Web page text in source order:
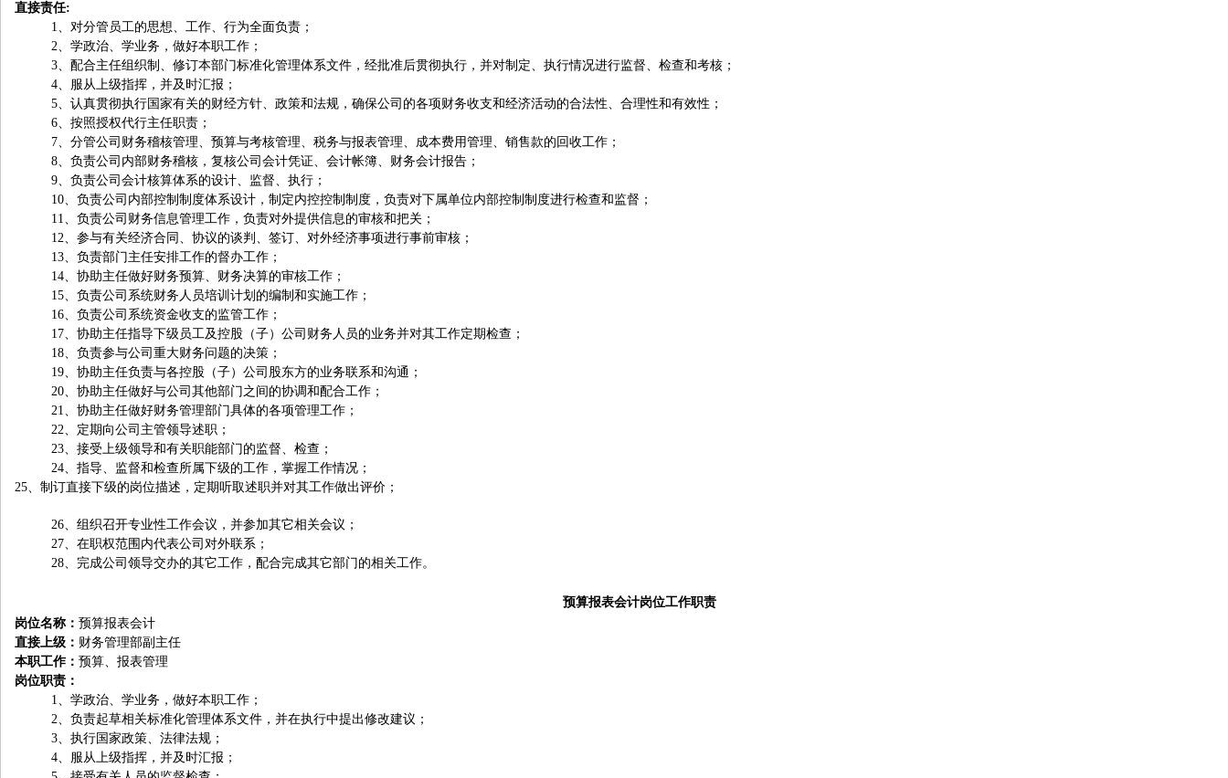
直接责任:
1、对分管员工的思想、工作、行为全面负责；
2、学政治、学业务，做好本职工作；
3、配合主任组织制、修订本部门标准化管理体系文件，经批准后贯彻执行，并对制定、执行情况进行监督、检查和考核；
4、服从上级指挥，并及时汇报；
5、认真贯彻执行国家有关的财经方针、政策和法规，确保公司的各项财务收支和经济活动的合法性、合理性和有效性；
6、按照授权代行主任职责；
7、分管公司财务稽核管理、预算与考核管理、税务与报表管理、成本费用管理、销售款的回收工作；
8、负责公司内部财务稽核，复核公司会计凭证、会计帐簿、财务会计报告；
9、负责公司会计核算体系的设计、监督、执行；
10、负责公司内部控制制度体系设计，制定内控控制制度，负责对下属单位内部控制制度进行检查和监督；
11、负责公司财务信息管理工作，负责对外提供信息的审核和把关；
12、参与有关经济合同、协议的谈判、签订、对外经济事项进行事前审核；
13、负责部门主任安排工作的督办工作；
14、协助主任做好财务预算、财务决算的审核工作；
15、负责公司系统财务人员培训计划的编制和实施工作；
16、负责公司系统资金收支的监管工作；
17、协助主任指导下级员工及控股（子）公司财务人员的业务并对其工作定期检查；
18、负责参与公司重大财务问题的决策；
19、协助主任负责与各控股（子）公司股东方的业务联系和沟通；
20、协助主任做好与公司其他部门之间的协调和配合工作；
21、协助主任做好财务管理部门具体的各项管理工作；
22、定期向公司主管领导述职；
23、接受上级领导和有关职能部门的监督、检查；
24、指导、监督和检查所属下级的工作，掌握工作情况；
25、制订直接下级的岗位描述，定期听取述职并对其工作做出评价；
26、组织召开专业性工作会议，并参加其它相关会议；
27、在职权范围内代表公司对外联系；
28、完成公司领导交办的其它工作，配合完成其它部门的相关工作。
预算报表会计岗位工作职责
岗位名称： 预算报表会计
直接上级： 财务管理部副主任
本职工作： 预算、报表管理
岗位职责：
1、学政治、学业务，做好本职工作；
2、负责起草相关标准化管理体系文件，并在执行中提出修改建议；
3、执行国家政策、法律法规；
4、服从上级指挥，并及时汇报；